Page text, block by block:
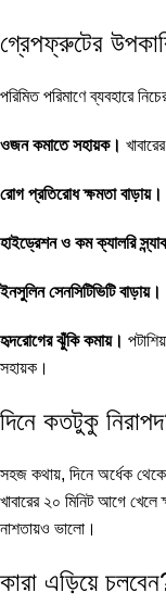
গ্রেপফ্রুটের
পরিমিত পরিমাণে ব্যবহারে
ওজন কমাতে সহায়ক।
রোগ প্রতিরোধ ক্ষমতা বাড়ায়।
হাইড্রেশন ও কম ক্যালরি
ইনসুলিন সেনসিটিভিটি বাড়ায়।
হৃদরোগের ঝুঁকি কমায়।
সহায়ক।
দিনে কতটুকু
সহজ কথায়, দিনে অর্ধেক
খাবারের ২০ মিনিট আগে
নাশতায়ও ভালো।
কারা এড়িয়ে